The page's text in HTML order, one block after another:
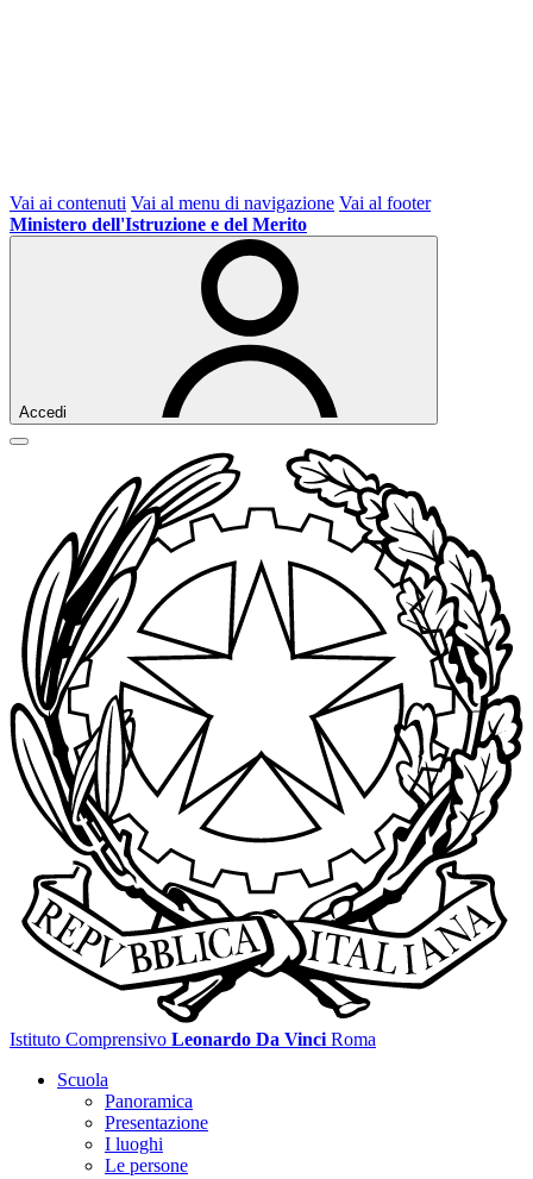
Vai ai contenuti Vai al menu di navigazione Vai al footer
Ministero dell'Istruzione e del Merito
Accedi
Istituto Comprensivo Leonardo Da Vinci Roma
Scuola
Panoramica
Presentazione
I luoghi
Le persone